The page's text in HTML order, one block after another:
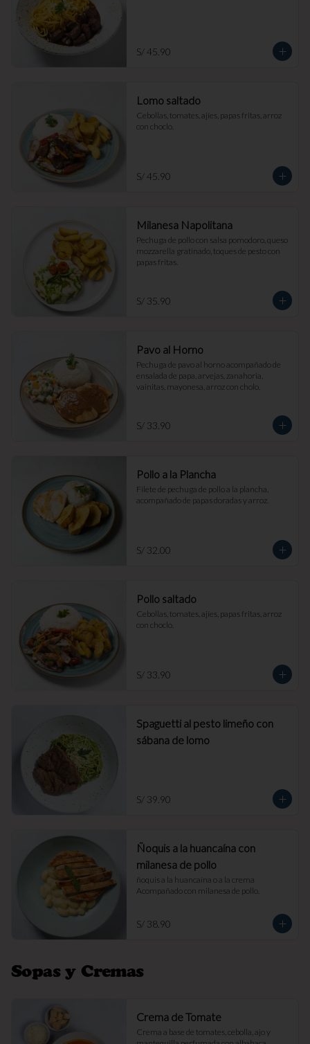
S/ 45.90
Lomo saltado
Cebollas, tomates, ajíes, papas fritas, arroz
con choclo.
S/ 45.90
Milanesa Napolitana
Pechuga de pollo con salsa pomodoro, queso
mozzarella gratinado, toques de pesto con
papas fritas.
S/ 35.90
Pavo al Horno
Pechuga de pavo al horno acompañado de
ensalada de papa, arvejas, zanahoria,
vainitas, mayonesa, arroz con cholo.
S/ 33.90
Pollo a la Plancha
Filete de pechuga de pollo a la plancha,
acompañado de papas doradas y arroz.
S/ 32.00
Pollo saltado
Cebollas, tomates, ajíes, papas fritas, arroz
con choclo.
S/ 33.90
Spaguetti al pesto limeño con
sábana de lomo
S/ 39.90
Ñoquis a la huancaína con
milanesa de pollo
ñoquis a la huancaína o a la crema
Acompañado con milanesa de pollo.
S/ 38.90
Sopas y Cremas
Crema de Tomate
Crema a base de tomates, cebolla, ajo y